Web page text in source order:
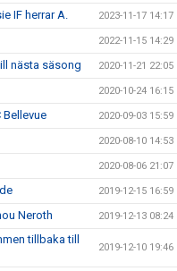
IF herrar A. 2023-11-17 14:17
2022-11-15 14:29
nästa säsong 2020-11-21 22:05
2020-10-24 16:15
2020-09-03 15:59
2020-08-10 14:53
2020-08-06 21:07
2019-12-15 16:59
Neroth 2019-12-13 08:24
tillbaka till
2019-12-10 19:46